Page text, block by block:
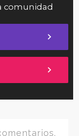
comunidad
chevron_right
chevron_right